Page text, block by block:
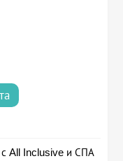
с All Inclusive и СПА